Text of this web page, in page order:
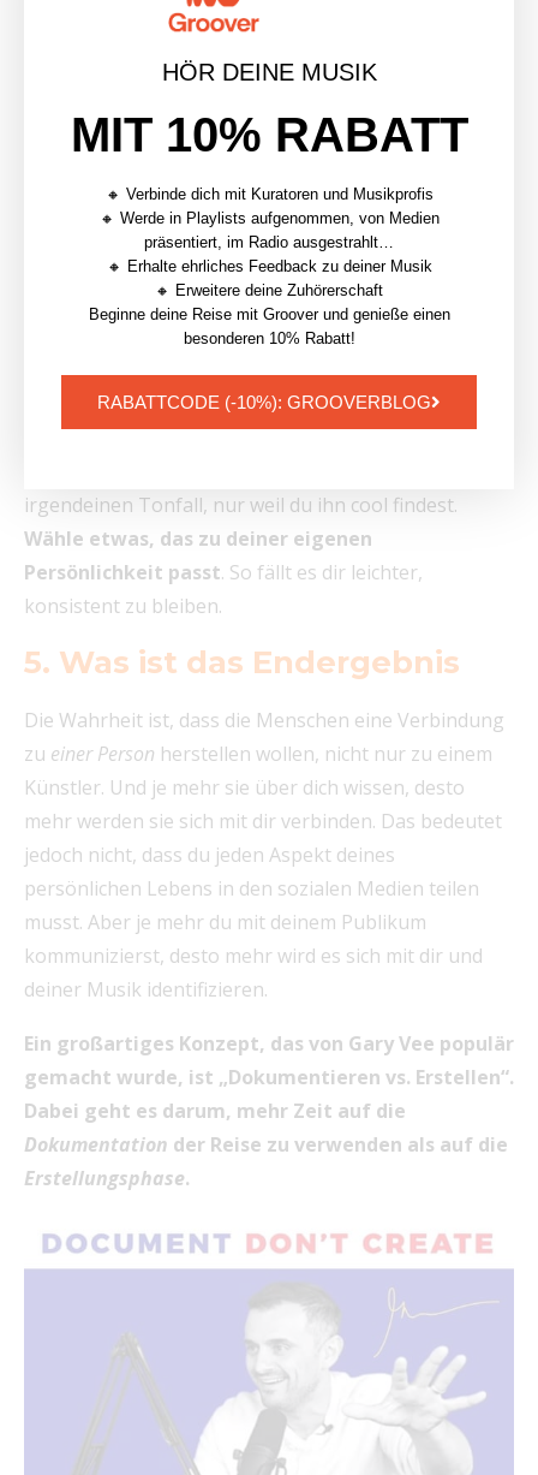
Dieser Tonfall trägt dazu bei, dass Fred Again ein sehr
sympathischer Künstler ist, mit dem sich die
Menschen identifizieren können.
Wenn du über deinen Tone of Voice nachdenkst,
Billie Eilish zum Beispiel schreibt selten
Bildunterschriften zu ihren Instagram-Posts.
Allerdings postet sie eine Menge zufälliger Fotos, die
ihr Universum vermitteln.
Postest du lieber Bilder und kurze Bildunterschriften
auf Instagram? Oder bevorzugst du lange Debatten
auf Twitter? Je natürlicher dein Tonfall ist, desto
irgendeinen Tonfall, nur weil du ihn cool findest.
Wähle etwas, das zu deiner eigenen
Persönlichkeit passt. So fällt es dir leichter,
konsistent zu bleiben.
5. Was ist das Endergebnis
Die Wahrheit ist, dass die Menschen eine Verbindung
zu einer Person herstellen wollen, nicht nur zu einem
Künstler. Und je mehr sie über dich wissen, desto
mehr werden sie sich mit dir verbinden. Das bedeutet
jedoch nicht, dass du jeden Aspekt deines
persönlichen Lebens in den sozialen Medien teilen
musst. Aber je mehr du mit deinem Publikum
kommunizierst, desto mehr wird es sich mit dir und
deiner Musik identifizieren.
Ein großartiges Konzept, das von Gary Vee populär
gemacht wurde, ist „Dokumentieren vs. Erstellen“.
Dabei geht es darum, mehr Zeit auf die
Dokumentation der Reise zu verwenden als auf die
Erstellungsphase.
HÖR DEINE MUSIK
MIT 10% RABATT
🔸 Verbinde dich mit Kuratoren und Musikprofis
🔸 Werde in Playlists aufgenommen, von Medien
präsentiert, im Radio ausgestrahlt…
🔸 Erhalte ehrliches Feedback zu deiner Musik
🔸 Erweitere deine Zuhörerschaft
Beginne deine Reise mit Groover und genieße einen
besonderen 10% Rabatt!
RABATTCODE (-10%): GROOVERBLOG